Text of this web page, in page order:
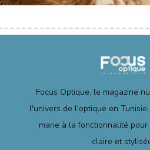
Focus Optique, le magazine
l'univers de l'optique en
marie à la fonctionnalité
claire et